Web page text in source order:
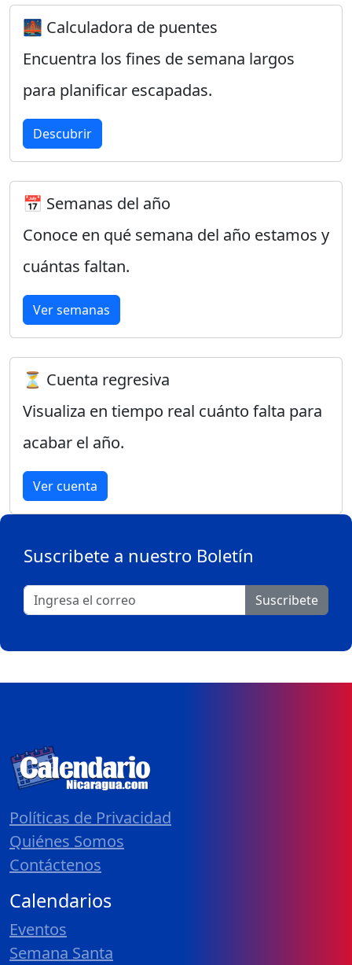
🌉 Calculadora de puentes
Encuentra los fines de semana largos
para planificar escapadas.
Descubrir
📅 Semanas del año
Conoce en qué semana del año estamos y
cuántas faltan.
Ver semanas
⏳ Cuenta regresiva
Visualiza en tiempo real cuánto falta para
acabar el año.
Ver cuenta
Suscribete a nuestro Boletín
Suscribete
Políticas de Privacidad
Quiénes Somos
Contáctenos
Calendarios
Eventos
Semana Santa